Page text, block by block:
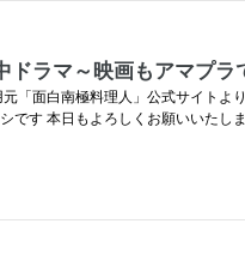
ドラマ～映画もアマプラ
「面白南極料理人」公式サイト
です 本日もよろしくお願いいたし